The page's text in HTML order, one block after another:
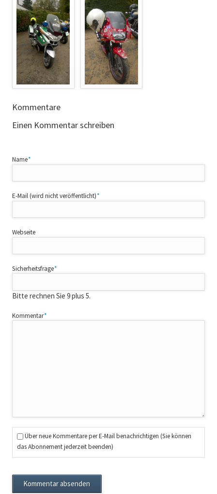
Kommentare
Einen Kommentar schreiben
Pflichtfeld
Name*
Pflichtfeld
E-Mail (wird nicht veröffentlicht)*
Webseite
Pflichtfeld
Sicherheitsfrage*
Bitte rechnen Sie 9 plus 5.
Pflichtfeld
Kommentar*
Über neue Kommentare per E-Mail benachrichtigen (Sie können
das Abonnement jederzeit beenden)
Kommentar absenden